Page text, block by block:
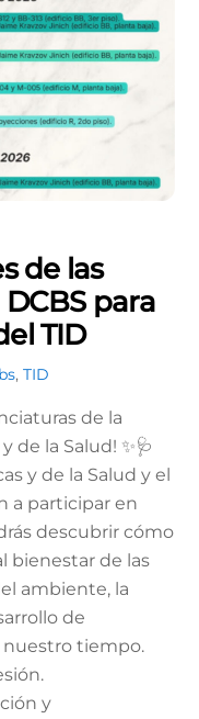
de las
para
TID
, TID
de la
de la Salud! ✨🩺
y de la Salud y el
a participar en
descubrir cómo
bienestar de las
ambiente, la
de
nuestro tiempo.
y